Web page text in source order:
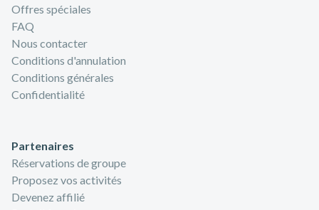
Offres spéciales
FAQ
Nous contacter
Conditions d'annulation
Conditions générales
Confidentialité
Partenaires
Réservations de groupe
Proposez vos activités
Devenez affilié